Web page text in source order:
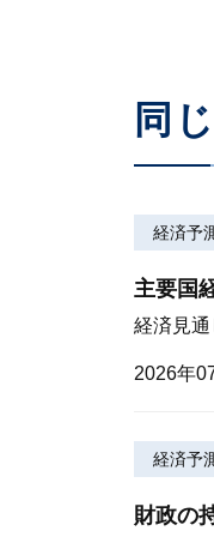
同
経済予
主要国
経済見
2026年
経済予
財政の